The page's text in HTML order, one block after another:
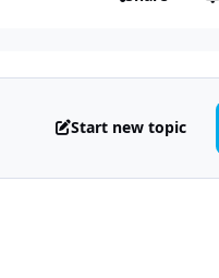
Start new topic